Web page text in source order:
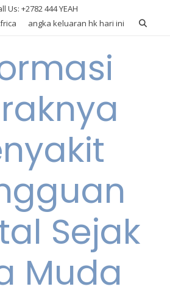
Us: +2782 444 YEAH
angka keluaran hk hari ini
Sejak
Muda